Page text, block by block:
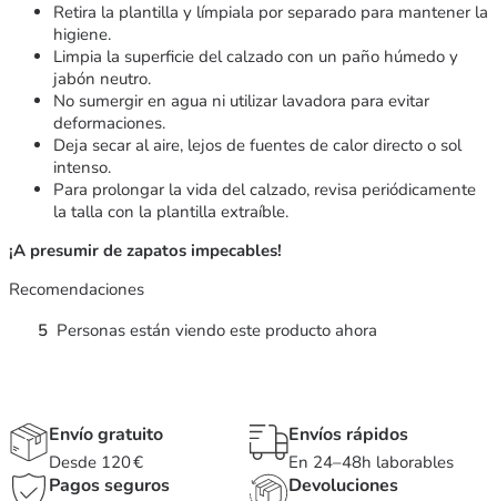
Retira la plantilla y límpiala por separado para mantener la
higiene.
Limpia la superficie del calzado con un paño húmedo y
jabón neutro.
No sumergir en agua ni utilizar lavadora para evitar
deformaciones.
Deja secar al aire, lejos de fuentes de calor directo o sol
intenso.
Para prolongar la vida del calzado, revisa periódicamente
la talla con la plantilla extraíble.
¡A presumir de zapatos impecables!
Recomendaciones
5 Personas están viendo este producto ahora
Envío gratuito
Desde 120 €
Envíos rápidos
En 24–48h laborables
Pagos seguros Devoluciones